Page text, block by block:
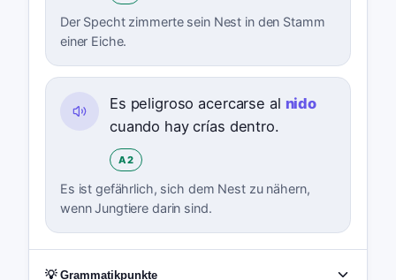
Der Specht zimmerte sein Nest in den Stamm
einer Eiche.
Es peligroso acercarse al nido
cuando hay crías dentro.
A2
Es ist gefährlich, sich dem Nest zu nähern,
wenn Jungtiere darin sind.
💡 Grammatikpunkte